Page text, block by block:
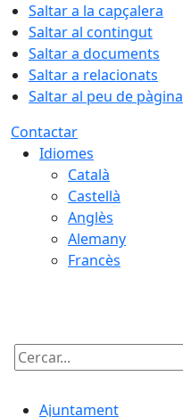
Saltar a la capçalera
Saltar al contingut
Saltar a documents
Saltar a relacionats
Saltar al peu de pàgina
Contactar
Idiomes
Català
Castellà
Anglès
Alemany
Francès
Cercar:
Ajuntament